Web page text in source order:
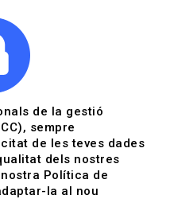
de la gestió
sempre
de les teves dades
dels nostres
Política de
la al nou